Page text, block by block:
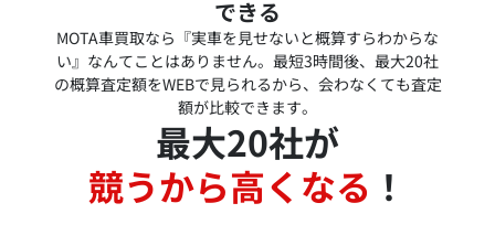
できる
MOTA車買取なら『実車を見せないと概算すらわからな
い』なんてことはありません。最短3時間後、最大20社
の概算査定額をWEBで見られるから、会わなくても査定
額が比較できます。
最大20社が
競うから高くなる ！